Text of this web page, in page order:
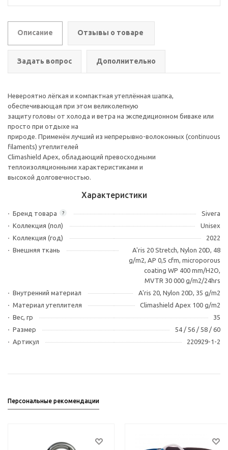
Описание Отзывы о товаре
Задать вопрос Дополнительно
Невероятно лёгкая и компактная утеплённая шапка,
обеспечивающая при этом великолепную
защиту головы от холода и ветра на экспедиционном биваке или
просто при отдыхе на
природе. Применён лучший из непрерывно-волоконных (continuous
filaments) утеплителей
Climashield Apex, обладающий превосходными
теплоизоляционными характеристиками и
высокой долговечностью.
Характеристики
?
Бренд товара
Sivera
Коллекция (пол)
Unisex
Коллекция (год)
2022
Внешняя ткань
A'ris 20 Stretch, Nylon 20D, 48
g/m2, AP 0,5 cfm, microporous
coating WP 400 mm/H2O,
MVTR 30 000 g/m2/24hrs
Внутренний материал
A'ris 20, Nylon 20D, 35 g/m2
Материал утеплителя
Climashield Apex 100 g/m2
Вес, гр
35
Размер
54 / 56 / 58 / 60
Артикул
220929-1-2
Персональные рекомендации